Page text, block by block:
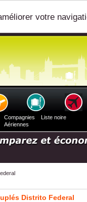
votre
Compagnies
Aériennes
Liste noire
Distrito Federal